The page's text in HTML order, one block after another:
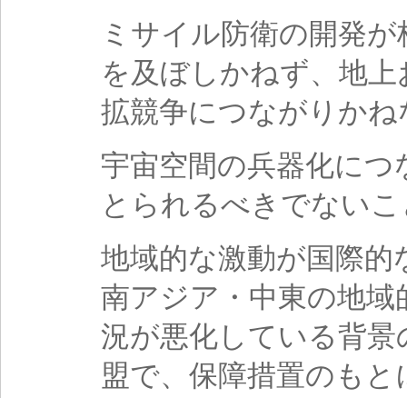
ミサイル防衛の開発
を及ぼしかねず、地
拡競争につながりか
宇宙空間の兵器化に
とられるべきでない
地域的な激動が国際
南アジア・中東の地
況が悪化している背
盟で、保障措置のも